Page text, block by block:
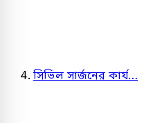
সিভিল সার্জনের কার্য…